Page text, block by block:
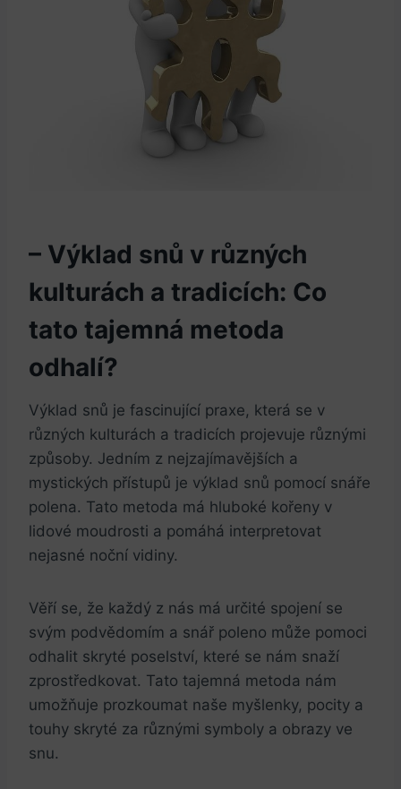
– Výklad snů v různých
kulturách a tradicích: Co
tato tajemná metoda
odhalí?
Výklad snů je fascinující praxe, která se v
různých kulturách a tradicích projevuje různými
způsoby. Jedním z nejzajímavějších a
mystických přístupů je výklad snů pomocí snáře
polena. Tato metoda má hluboké kořeny v
lidové moudrosti a pomáhá interpretovat
nejasné noční vidiny.
Věří se, že každý z nás má určité spojení se
svým podvědomím a snář poleno může pomoci
odhalit skryté poselství, které se nám snaží
zprostředkovat. Tato tajemná metoda nám
umožňuje prozkoumat naše myšlenky, pocity a
touhy skryté za různými symboly a obrazy ve
snu.